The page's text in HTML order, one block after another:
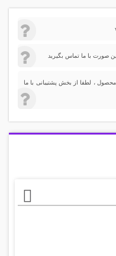
صورت با ما تماس بگیرید
، لطفا از بخش پشتیبانی با ما